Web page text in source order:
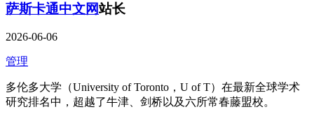
萨斯卡通中文网站长
2026-06-06
管理
多伦多大学（University of Toronto，U of T）在最新全球学术
研究排名中，超越了牛津、剑桥以及六所常春藤盟校。